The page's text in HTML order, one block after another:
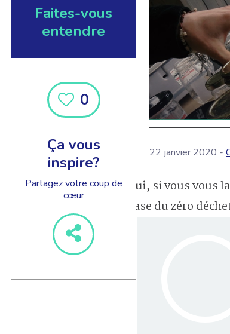
Faites-vous
entendre
0
Ça vous
inspire?
Partagez votre coup de
cœur
22 janvier 2020 -
Oui, si vous vous
base du zéro